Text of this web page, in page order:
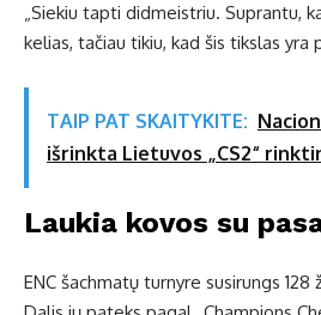
„Siekiu tapti didmeistriu. Suprantu,
kelias, tačiau tikiu, kad šis tikslas yra
TAIP PAT SKAITYKITE:
išrinkta Lietuvos „CS2“
Laukia kovos su
ENC šachmatų turnyre susirungs 128